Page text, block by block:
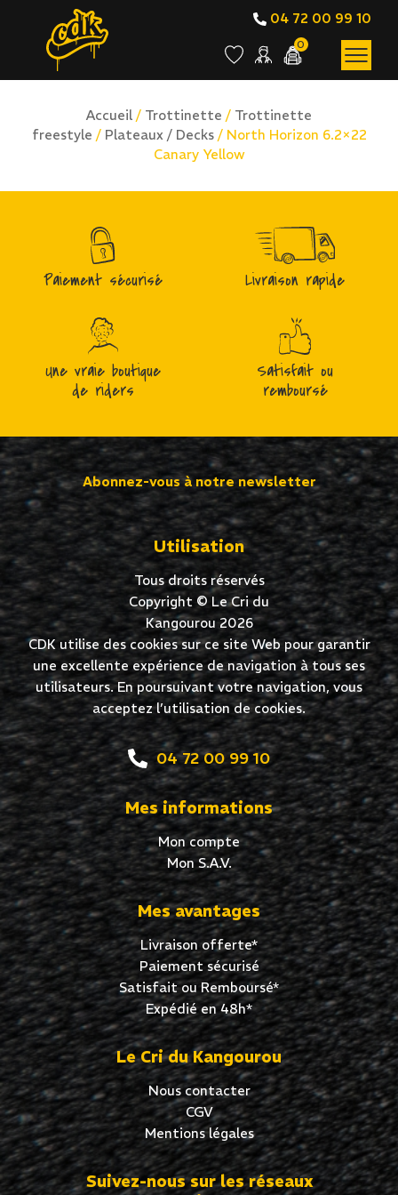
04 72 00 99 10
0
Accueil / Trottinette / Trottinette
freestyle / Plateaux / Decks/ North Horizon 6.2×22
Canary Yellow
Paiement sécurisé Livraison rapide
Une vraie boutique
de riders
Satisfait ou
remboursé
Abonnez-vous à notre newsletter
Utilisation
Tous droits réservés
Copyright © Le Cri du
Kangourou 2026
CDK utilise des cookies sur ce site Web pour garantir
une excellente expérience de navigation à tous ses
utilisateurs. En poursuivant votre navigation, vous
acceptez l’utilisation de cookies.
04 72 00 99 10
Mes informations
Mon compte
Mon S.A.V.
Mes avantages
Livraison offerte*
Paiement sécurisé
Satisfait ou Remboursé*
Expédié en 48h*
Le Cri du Kangourou
Nous contacter
CGV
Mentions légales
Suivez-nous sur les réseaux